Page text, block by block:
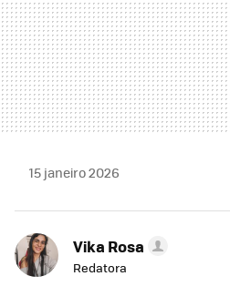
15 janeiro 2026
Vika Rosa
Redatora